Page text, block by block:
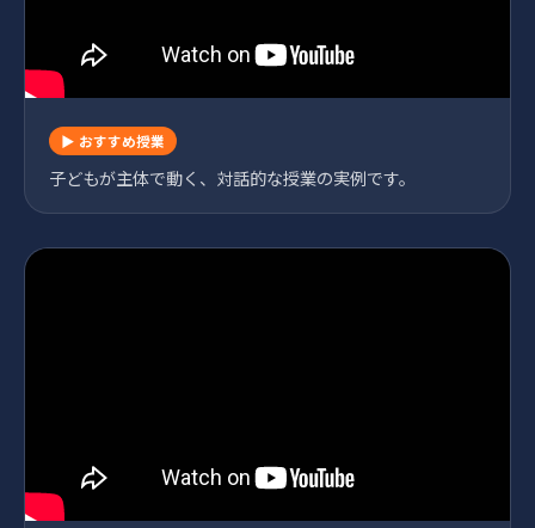
▶ おすすめ授業
子どもが主体で動く、対話的な授業の実例です。